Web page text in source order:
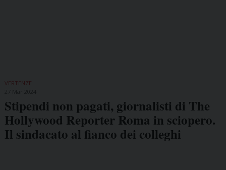
VERTENZE
Stipendi non pagati, giornalisti di The
Hollywood Reporter Roma in sciopero.
Il sindacato al fianco dei colleghi